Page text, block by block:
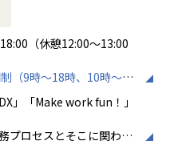
どの公共系向けソリュー
だきます。
Android
アプリ開発プロジェクト
細設計／実装／テスト／
Boot（Java）OS：Linu
Android
（休憩12:00～13:00
（9時～18時、10時～19
有（月平均10時間）
」「Make work fun！」
プロセスとそこに関わる